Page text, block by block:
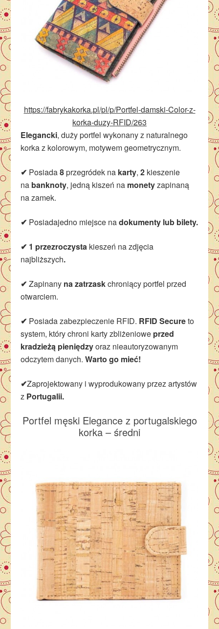
https://fabrykakorka.pl/pl/p/Portfel-damski-Color-z-
korka-duzy-RFID/263
Elegancki, duży portfel wykonany z naturalnego
korka z kolorowym, motywem geometrycznym.
✔ Posiada8przegródek na karty,2 kieszenie
na banknoty, jedną kiszeń na monetyzapinaną
na zamek.
✔ Posiadajedno miejsce nadokumenty lub bilety.
✔ 1 przezroczysta kieszeń na zdjęcia
najbliższych.
✔Zapinany na zatrzaskchroniący portfel przed
otwarciem.
✔ Posiada zabezpieczenie RFID. RFID Secureto
system, który chroni karty zbliżeniowe przed
kradzieżą pieniędzyoraz nieautoryzowanym
odczytem danych.Warto go mieć!
✔Zaprojektowany i wyprodukowany przez artystów
z Portugalii.
Portfel męski Elegance z portugalskiego
korka – średni